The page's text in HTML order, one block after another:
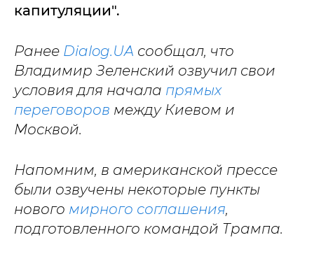
капитуляции".
Ранее Dialog.UA сообщал, что
Владимир Зеленский озвучил свои
условия для начала прямых
переговоров между Киевом и
Москвой.
Напомним, в американской прессе
были озвучены некоторые пункты
нового мирного соглашения,
подготовленного командой Трампа.